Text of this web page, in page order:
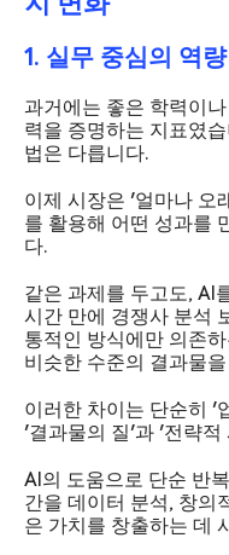
1. 실무 중심의 역
과거에는 좋은 학력이
력을 증명하는 지표였
법은 다릅니다.
이제 시장은 '얼마나 오
를 활용해 어떤 성과를
다.
같은 과제를 두고도, AI
시간 만에 경쟁사 분석
통적인 방식에만 의존
비슷한 수준의 결과물
이러한 차이는 단순히 '
'결과물의 질'과 '전략적
AI의 도움으로 단순 반
간을 데이터 분석, 창의
은 가치를 창출하는 데